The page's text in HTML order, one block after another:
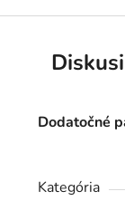
Dodatočné
Kategória